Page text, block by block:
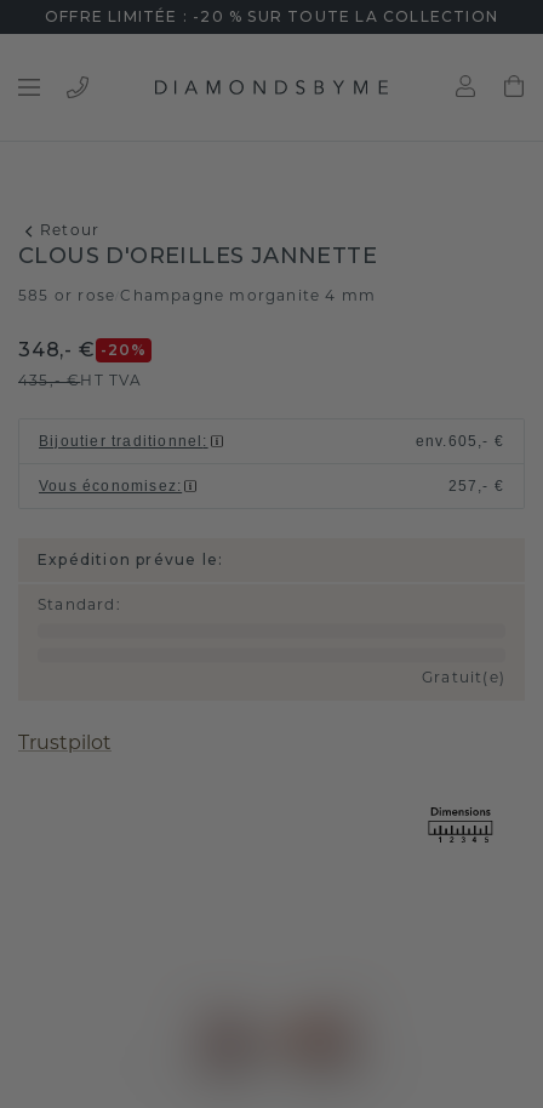
OFFRE LIMITÉE : -20 % SUR TOUTE LA COLLECTION
Retour
CLOUS D'OREILLES JANNETTE
585 or rose /Champagne morganite 4 mm
348,- € -20 %
435,- €HT TVA
Bijoutier traditionnel : env. 605,- €
Vous économisez: 257,- €
Expédition prévue le:
Standard :
Gratuit(e)
Trustpilot